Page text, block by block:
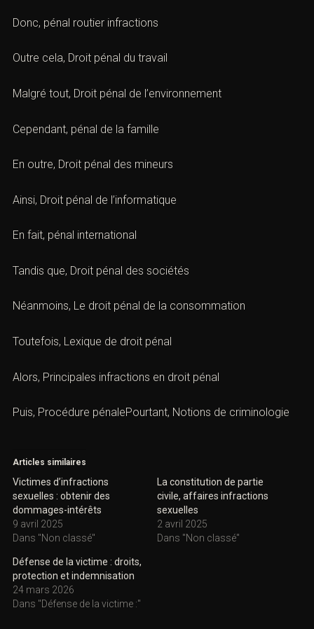
Donc, pénal routier infractions
Outre cela, Droit pénal du travail
Malgré tout, Droit pénal de l’environnement
Cependant, pénal de la famille
En outre, Droit pénal des mineurs
Ainsi, Droit pénal de l’informatique
En fait, pénal international
Tandis que, Droit pénal des sociétés
Néanmoins, Le droit pénal de la consommation
Toutefois, Lexique de droit pénal
Alors, Principales infractions en droit pénal
Puis, Procédure pénalePourtant, Notions de criminologie
Articles similaires
Victimes d’infractions
sexuelles : obtenir des
dommages-intérêts
9 avril 2025
Dans "Non classé"
La constitution de partie
civile, affaires infractions
sexuelles
2 avril 2025
Dans "Non classé"
Défense de la victime : droits,
protection et indemnisation
24 mars 2026
Dans "Défense de la victime :"